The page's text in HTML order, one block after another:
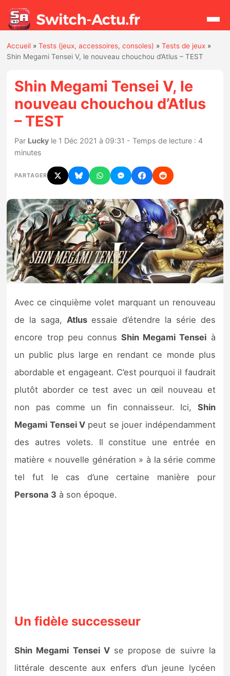
Rechercher
Actualités
Jeux
Hardware
Mises à jour
Chiffres de ventes
Rumeurs
Nintendo Direct
Tests et previews
Tests de jeux
Tests d’accessoires
Autres tests
Previews
Précommandes
Précommandes jeux Switch 2
Sorties de jeux
Bons plans
Accueil »Tests (jeux, accessoires, consoles) »Tests de jeux »
Shin Megami Tensei V, le nouveau chouchou d’Atlus – TEST
Shin Megami Tensei V, le
nouveau chouchou d’Atlus
– TEST
Par Lucky le 1 Déc 2021 à 09:31 - Temps de lecture : 4
minutes
PARTAGER
Avec ce cinquième volet marquant un renouveau
de la saga, Atlusessaie d’étendre la série des
encore trop peu connus Shin Megami Tensei à
un public plus large en rendant ce monde plus
abordable et engageant. C’est pourquoi il faudrait
plutôt aborder ce test avec un œil nouveau et
non pas comme un fin connaisseur. Ici, Shin
Megami Tensei V peut se jouer indépendamment
des autres volets. Il constitue une entrée en
matière « nouvelle génération » à la série comme
tel fut le cas d’une certaine manière pour
Persona 3 à son époque.
Un fidèle successeur
Shin Megami Tensei Vse propose de suivre la
littérale descente aux enfers d’un jeune lycéen